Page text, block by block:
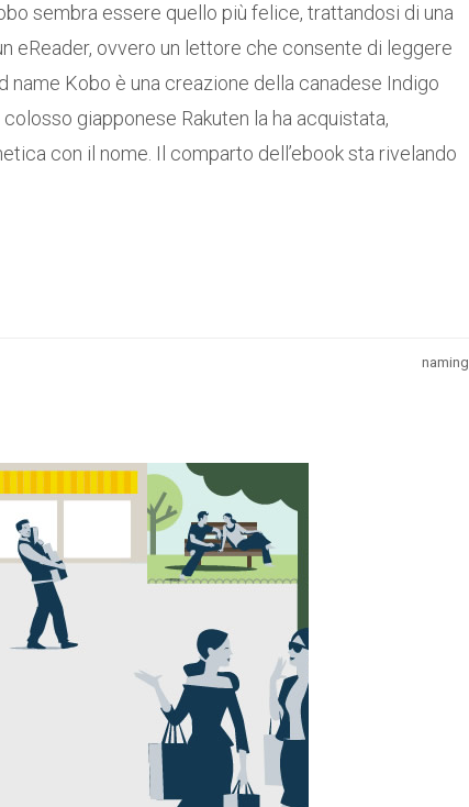
sembra essere quello più felice, trattandosi di una
eReader, ovvero un lettore che consente di leggere
name Kobo è una creazione della canadese Indigo
giapponese Rakuten la ha acquistata,
con il nome. Il comparto dell’ebook sta rivelando
naming